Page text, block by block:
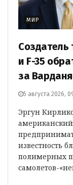
МИР
Создатель
и F-35
за
5 августа 2026,
Эргун
известность
полимерных
самолетов-